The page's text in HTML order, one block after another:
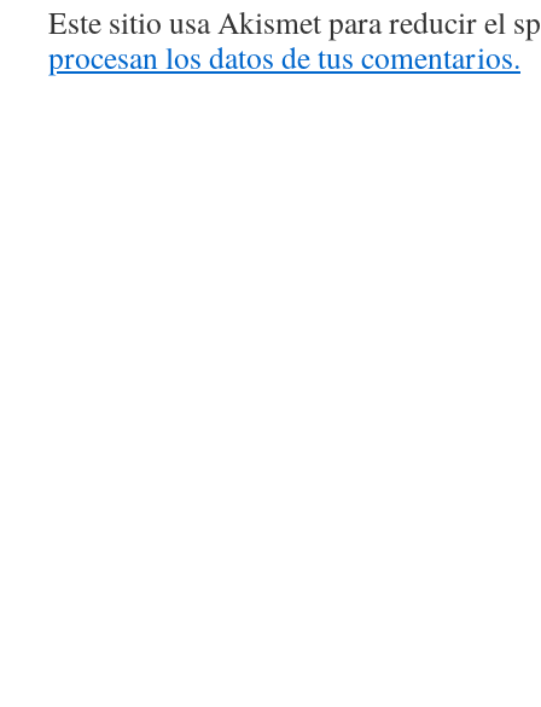
Este sitio usa Akismet para reducir el
procesan los datos de tus comentarios.